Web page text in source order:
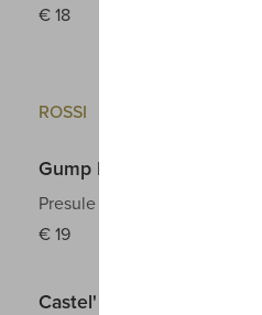
€ 18
ROSSI
Gump Hof Praesulis Alto
Presule
€ 19
Castel' in Villa Chianti